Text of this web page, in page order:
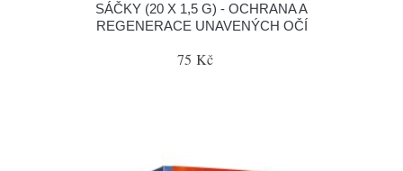
SÁČKY (20 X 1,5 G) - OCHRANA A
REGENERACE UNAVENÝCH OČÍ
75 Kč